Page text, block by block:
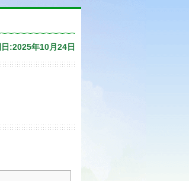
:2025年10月24日